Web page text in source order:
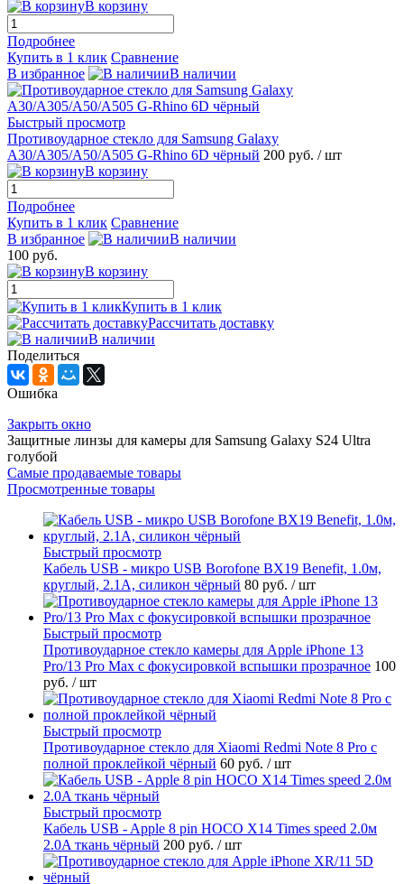
В корзину
Подробнее
Купить в 1 клик Сравнение
В избранное
В наличии
Быстрый просмотр
Противоударное стекло для Samsung Galaxy
A30/A305/A50/A505 G-Rhino 6D чёрный 200 руб. / шт
В корзину
Подробнее
Купить в 1 клик Сравнение
В избранное
В наличии
100 руб.
В корзину
Купить в 1 клик
Рассчитать доставку
В наличии
Поделиться
Ошибка
Закрыть окно
Защитные линзы для камеры для Samsung Galaxy S24 Ultra
голубой
Самые продаваемые товары
Просмотренные товары
Быстрый просмотр
Кабель USB - микро USB Borofone BX19 Benefit, 1.0м,
круглый, 2.1A, силикон чёрный 80 руб. / шт
Быстрый просмотр
Противоударное стекло камеры для Apple iPhone 13
Pro/13 Pro Max с фокусировкой вспышки прозрачное 100
руб. / шт
Быстрый просмотр
Противоударное стекло для Xiaomi Redmi Note 8 Pro с
полной проклейкой чёрный 60 руб. / шт
Быстрый просмотр
Кабель USB - Apple 8 pin HOCO X14 Times speed 2.0м
2.0A ткань чёрный 200 руб. / шт